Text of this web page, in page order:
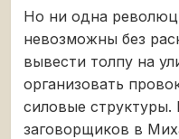
Но ни одна
невозможны без
вывести толпу на
организовать
силовые структуры.
заговорщиков в